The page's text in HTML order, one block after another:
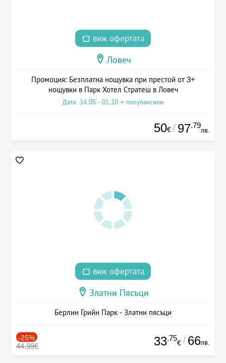
виж офертата
Ловеч
Промоция: Безплатна нощувка при престой от 3+
нощувки в Парк Хотел Стратеш в Ловеч
Дата: 14.05 - 01.10 + полупансион
50€ / 97.79
лв.
виж офертата
Златни Пясъци
Берлин Грийн Парк - Златни пясъци
-25%
44.99€ 33.75
€ / 66лв.